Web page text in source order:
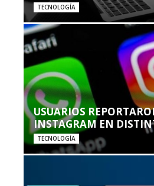
TECNOLOGÍA
USUARIOS
INSTAGRAM EN
TECNOLOGÍA